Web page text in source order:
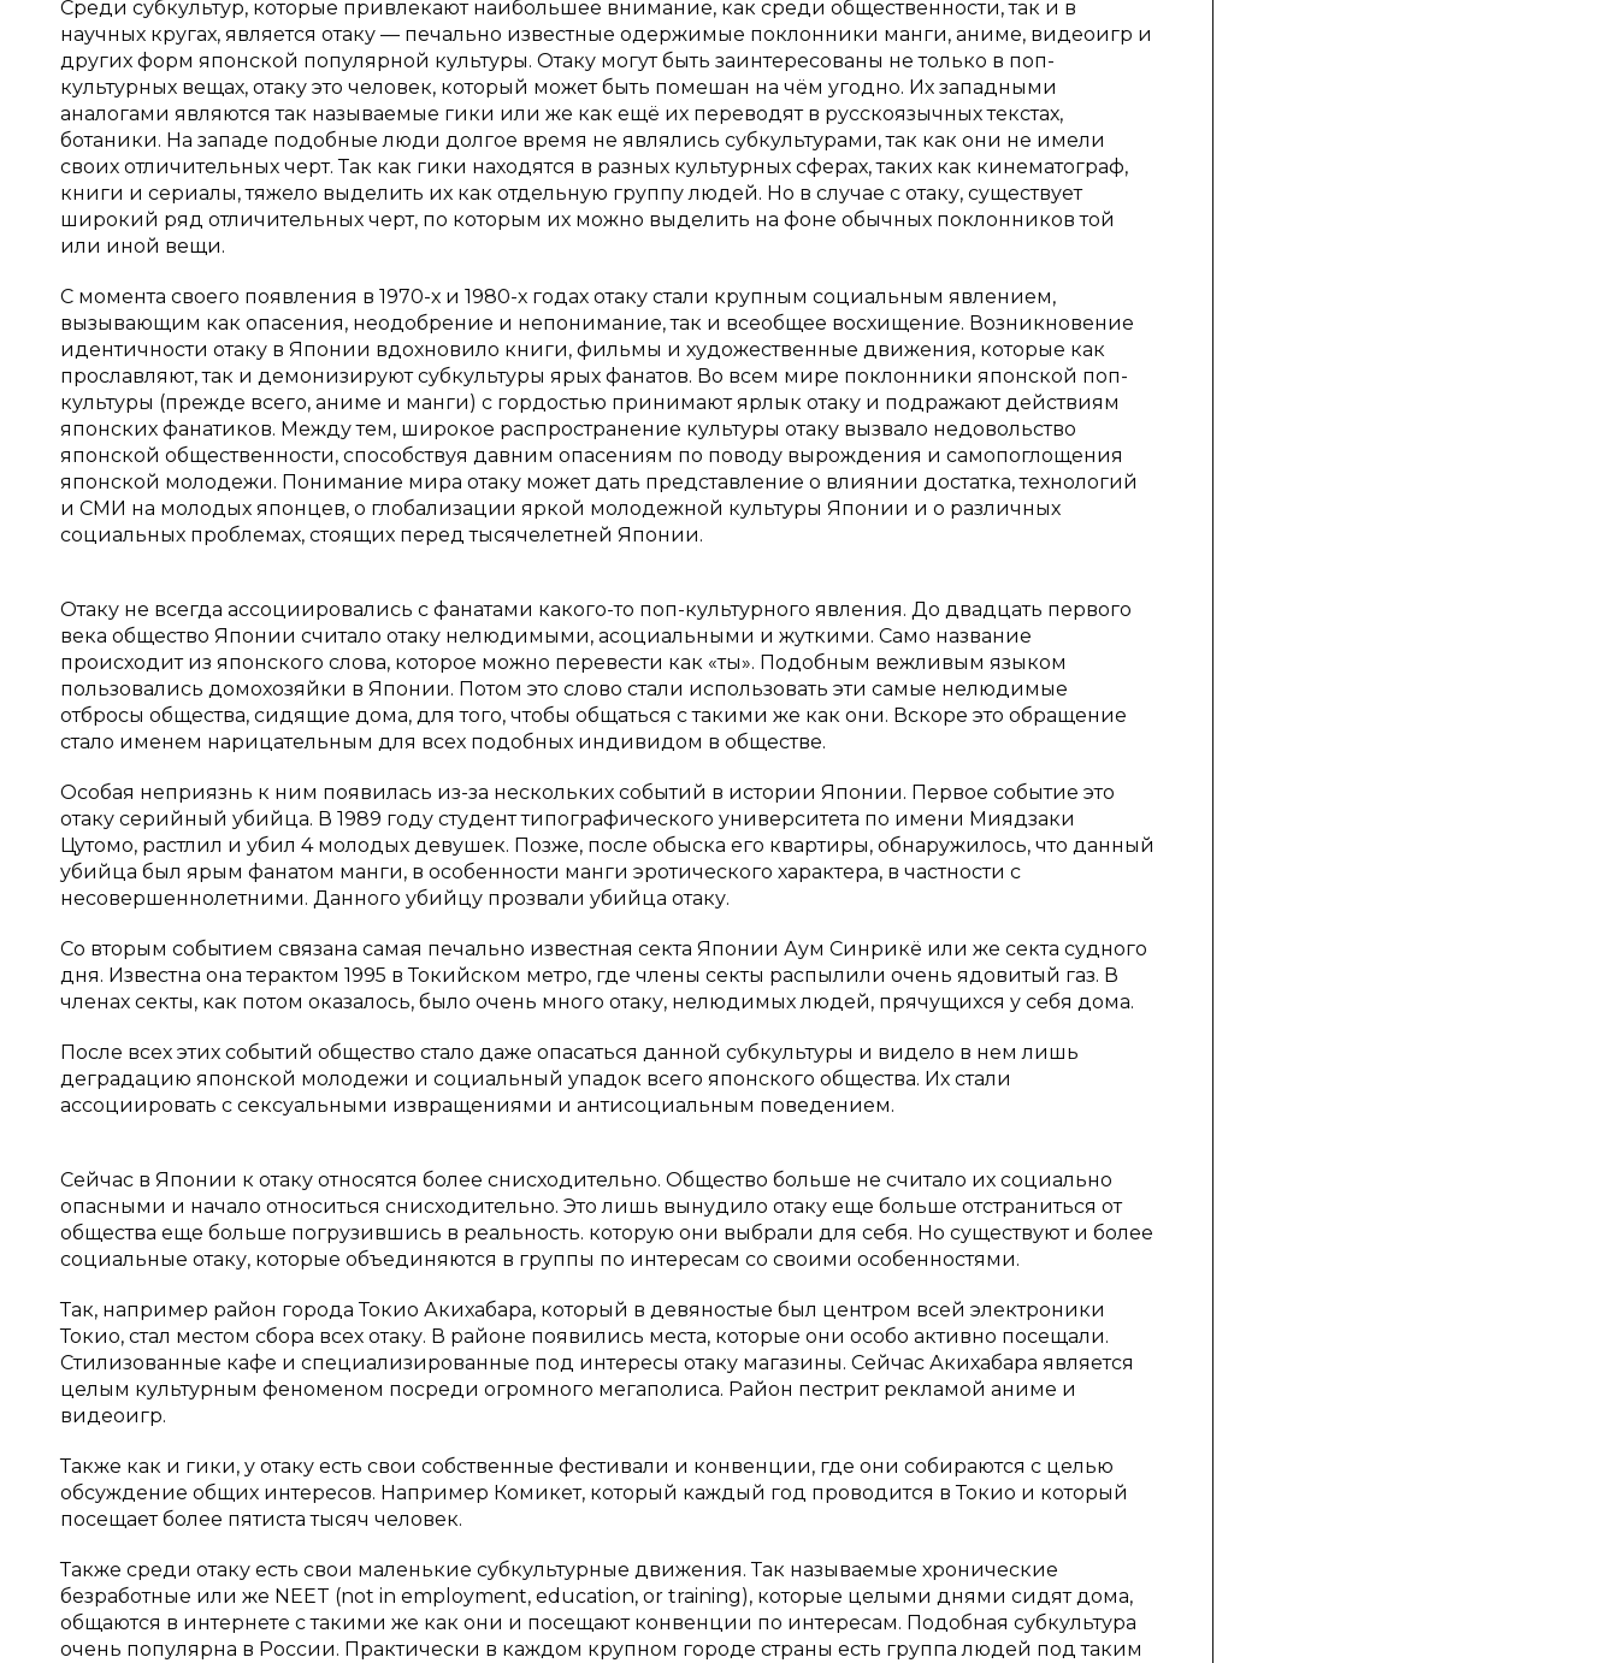
Среди субкультур, которые привлекают наибольшее внимание, как среди общественности, так и в
научных кругах, является отаку — печально известные одержимые поклонники манги, аниме, видеоигр и
других форм японской популярной культуры. Отаку могут быть заинтересованы не только в поп-
культурных вещах, отаку это человек, который может быть помешан на чём угодно. Их западными
аналогами являются так называемые гики или же как ещё их переводят в русскоязычных текстах,
ботаники. На западе подобные люди долгое время не являлись субкультурами, так как они не имели
своих отличительных черт. Так как гики находятся в разных культурных сферах, таких как кинематограф,
книги и сериалы, тяжело выделить их как отдельную группу людей. Но в случае с отаку, существует
широкий ряд отличительных черт, по которым их можно выделить на фоне обычных поклонников той
или иной вещи.
С момента своего появления в 1970-х и 1980-х годах отаку стали крупным социальным явлением,
вызывающим как опасения, неодобрение и непонимание, так и всеобщее восхищение. Возникновение
идентичности отаку в Японии вдохновило книги, фильмы и художественные движения, которые как
прославляют, так и демонизируют субкультуры ярых фанатов. Во всем мире поклонники японской поп-
культуры (прежде всего, аниме и манги) с гордостью принимают ярлык отаку и подражают действиям
японских фанатиков. Между тем, широкое распространение культуры отаку вызвало недовольство
японской общественности, способствуя давним опасениям по поводу вырождения и самопоглощения
японской молодежи. Понимание мира отаку может дать представление о влиянии достатка, технологий
и СМИ на молодых японцев, о глобализации яркой молодежной культуры Японии и о различных
социальных проблемах, стоящих перед тысячелетней Японии.
Отаку не всегда ассоциировались с фанатами какого-то поп-культурного явления. До двадцать первого
века общество Японии считало отаку нелюдимыми, асоциальными и жуткими. Само название
происходит из японского слова, которое можно перевести как «ты». Подобным вежливым языком
пользовались домохозяйки в Японии. Потом это слово стали использовать эти самые нелюдимые
отбросы общества, сидящие дома, для того, чтобы общаться с такими же как они. Вскоре это обращение
стало именем нарицательным для всех подобных индивидом в обществе.
Особая неприязнь к ним появилась из-за нескольких событий в истории Японии. Первое событие это
отаку серийный убийца. В 1989 году студент типографического университета по имени Миядзаки
Цутомо, растлил и убил 4 молодых девушек. Позже, после обыска его квартиры, обнаружилось, что данный
убийца был ярым фанатом манги, в особенности манги эротического характера, в частности с
несовершеннолетними. Данного убийцу прозвали убийца отаку.
Со вторым событием связана самая печально известная секта Японии Аум Синрикё или же секта судного
дня. Известна она терактом 1995 в Токийском метро, где члены секты распылили очень ядовитый газ. В
членах секты, как потом оказалось, было очень много отаку, нелюдимых людей, прячущихся у себя дома.
После всех этих событий общество стало даже опасаться данной субкультуры и видело в нем лишь
деградацию японской молодежи и социальный упадок всего японского общества. Их стали
ассоциировать с сексуальными извращениями и антисоциальным поведением.
Сейчас в Японии к отаку относятся более снисходительно. Общество больше не считало их социально
опасными и начало относиться снисходительно. Это лишь вынудило отаку еще больше отстраниться от
общества еще больше погрузившись в реальность. которую они выбрали для себя. Но существуют и более
социальные отаку, которые объединяются в группы по интересам со своими особенностями.
Так, например район города Токио Акихабара, который в девяностые был центром всей электроники
Токио, стал местом сбора всех отаку. В районе появились места, которые они особо активно посещали.
Стилизованные кафе и специализированные под интересы отаку магазины. Сейчас Акихабара является
целым культурным феноменом посреди огромного мегаполиса. Район пестрит рекламой аниме и
видеоигр.
Также как и гики, у отаку есть свои собственные фестивали и конвенции, где они собираются с целью
обсуждение общих интересов. Например Комикет, который каждый год проводится в Токио и который
посещает более пятиста тысяч человек.
Также среди отаку есть свои маленькие субкультурные движения. Так называемые хронические
безработные или же NEET (not in employment, education, or training), которые целыми днями сидят дома,
общаются в интернете с такими же как они и посещают конвенции по интересам. Подобная субкультура
очень популярна в России. Практически в каждом крупном городе страны есть группа людей под таким